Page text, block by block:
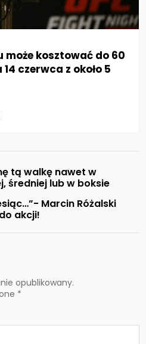
może kosztować do 60
czerwca z około 5
tą walkę nawet w
średniej lub w boksie
Marcin Różalski
akcji!
opublikowany.
*